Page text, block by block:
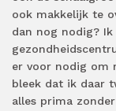
ook makkelijk te
dan nog nodig?
er voor nodig om
bleek dat ik daar
alles prima zonder